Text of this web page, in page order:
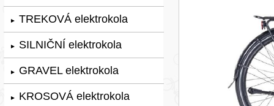
► TREKOVÁ elektrokola
► SILNIČNÍ elektrokola
► GRAVEL elektrokola
► KROSOVÁ elektrokola